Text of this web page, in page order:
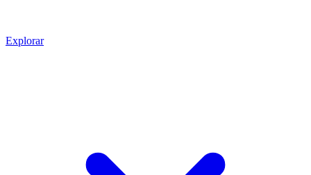
Explorar